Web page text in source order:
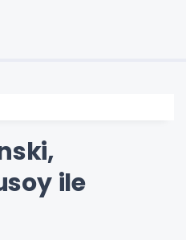
ile